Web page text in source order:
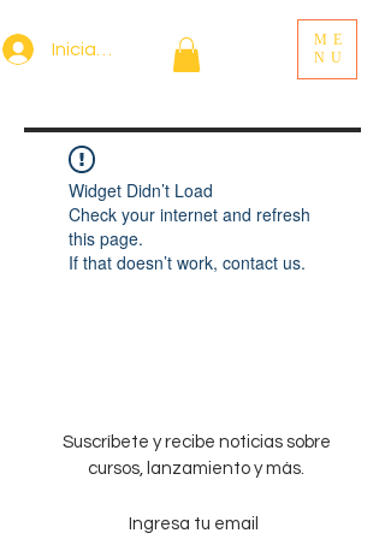
Iniciar sesión
ME
NU
Widget Didn’t Load
Check your internet and refresh
this page.
If that doesn’t work, contact us.
Suscríbete y recibe noticias sobre
cursos, lanzamiento y más.